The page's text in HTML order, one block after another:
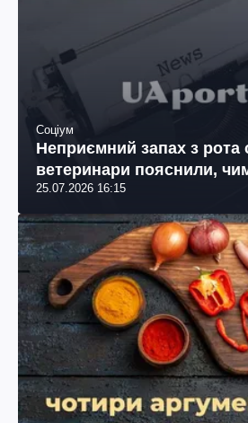
Соціум
Неприємний запах з рота
ветеринари пояснили,
25.07.2026 16:15